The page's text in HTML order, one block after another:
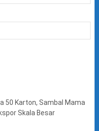
50 Karton, Sambal Mama
Skala Besar